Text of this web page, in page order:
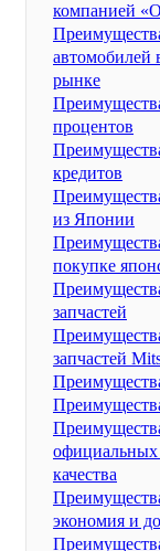
компанией
автомобилей
рынке
процентов
кредитов
из Японии
покупке
запчастей
запчастей
официальных
качества
экономия и